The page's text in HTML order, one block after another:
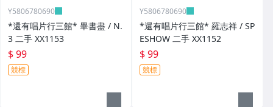
Y5806780690
*還有唱片行三館* 畢書盡 / N.
3 二手 XX1153
$ 99
競標
Y5806780690
*還有唱片行三館* 羅志祥 / SP
ESHOW 二手 XX1152
$ 99
競標